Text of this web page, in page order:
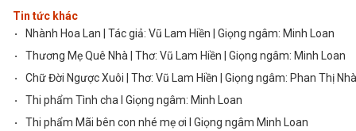
Tin tức khác
· Nhành Hoa Lan | Tác giả: Vũ Lam Hiền | Giọng ngâm: Minh Loan
· Thương Mẹ Quê Nhà | Thơ: Vũ Lam Hiền | Giọng ngâm: Minh Loan
· Chữ Đời Ngược Xuôi | Thơ: Vũ Lam Hiền | Giọng ngâm: Phan Thị
· Thi phẩm Tình cha l Giọng ngâm: Minh Loan
· Thi phẩm Mãi bên con nhé mẹ ơi l Giọng ngâm Minh Loan